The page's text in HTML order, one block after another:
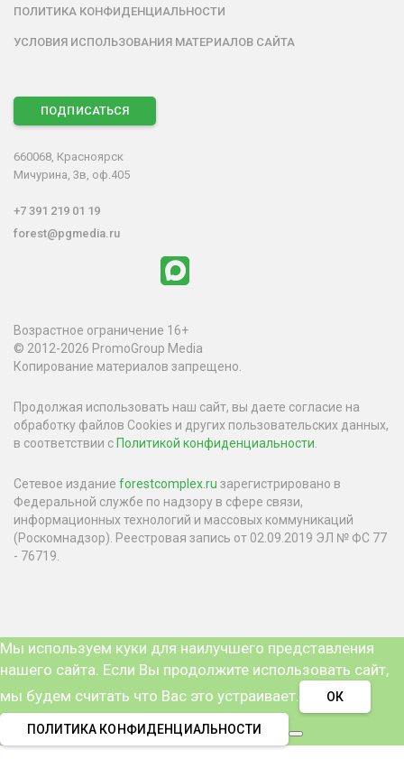
ПОЛИТИКА КОНФИДЕНЦИАЛЬНОСТИ
УСЛОВИЯ ИСПОЛЬЗОВАНИЯ МАТЕРИАЛОВ САЙТА
ПОДПИСАТЬСЯ
660068, Красноярск
Мичурина, 3в, оф.405
+7 391 219 01 19
forest@pgmedia.ru
Возрастное ограничение 16+
© 2012-2026 PromoGroup Media
Копирование материалов запрещено.
Продолжая использовать наш сайт, вы даете согласие на
обработку файлов Cookies и других пользовательских данных,
в соответствии сПолитикой конфиденциальности
Сетевое издание forestcomplex.ru зарегистрировано в
Федеральной службе по надзору в сфере связи,
информационных технологий и массовых коммуникаций
(Роскомнадзор). Реестровая запись от 02.09.2019 ЭЛ № ФС 77
- 76719.
Мы используем куки для наилучшего представления
нашего сайта. Если Вы продолжите использовать сайт,
мы будем считать что Вас это устраивает.
ОК
ПОЛИТИКА КОНФИДЕНЦИАЛЬНОСТИ